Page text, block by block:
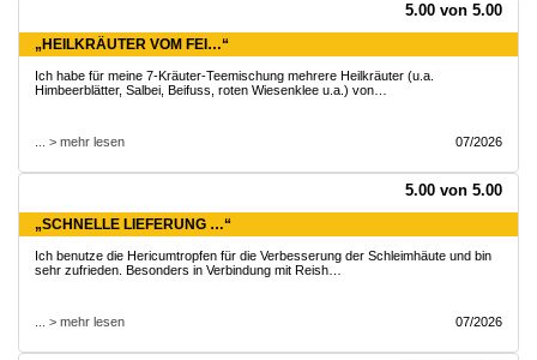
5.00 von 5.00
„HEILKRÄUTER VOM FEI…“
Ich habe für meine 7-Kräuter-Teemischung mehrere Heilkräuter (u.a.
Himbeerblätter, Salbei, Beifuss, roten Wiesenklee u.a.) von…
... > mehr lesen 07/2026
5.00 von 5.00
„SCHNELLE LIEFERUNG …“
Ich benutze die Hericumtropfen für die Verbesserung der Schleimhäute und bin
sehr zufrieden. Besonders in Verbindung mit Reish…
... > mehr lesen 07/2026